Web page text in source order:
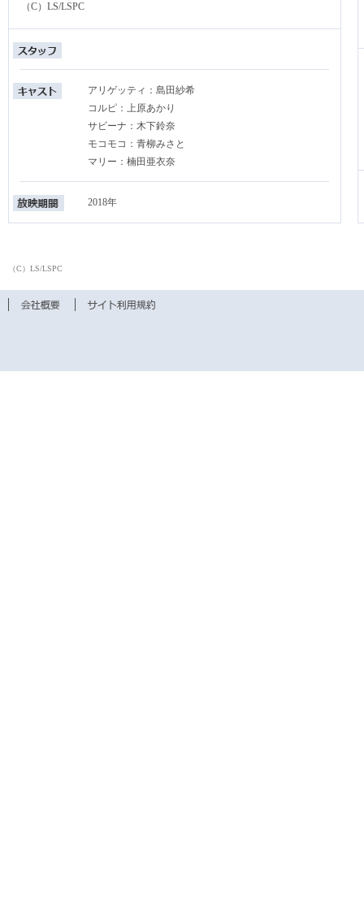
（C）LS/LSPC
アリゲッティ：島田紗希
コルピ：上原あかり
サビーナ：木下鈴奈
モコモコ：青柳みさと
マリー：楠田亜衣奈
2018年
（C）LS/LSPC